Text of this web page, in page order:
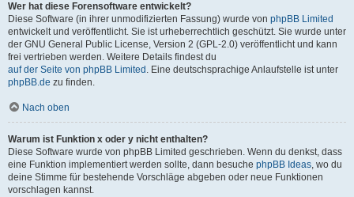
Wer hat diese Forensoftware entwickelt?
Diese Software (in ihrer unmodifizierten Fassung) wurde von phpBB Limited
entwickelt und veröffentlicht. Sie ist urheberrechtlich geschützt. Sie wurde unter
der GNU General Public License, Version 2 (GPL-2.0) veröffentlicht und kann
frei vertrieben werden. Weitere Details findest du
auf der Seite von phpBB Limited . Eine deutschsprachige Anlaufstelle ist unter
phpBB.de zu finden.
Nach oben
Warum ist Funktion x oder y nicht enthalten?
Diese Software wurde von phpBB Limited geschrieben. Wenn du denkst, dass
eine Funktion implementiert werden sollte, dann besuche phpBB Ideas, wo du
deine Stimme für bestehende Vorschläge abgeben oder neue Funktionen
vorschlagen kannst.